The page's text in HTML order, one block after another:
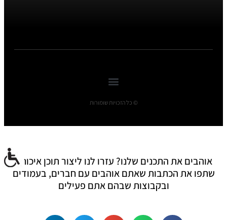
© כל הזכויות שומורות
אוהבים את התכנים שלנו? עזרו לנו ליצור תוכן איכותי:
שתפו את הכתבות שאתם אוהבים עם חברים, בעמודים
ובקבוצות שבהם אתם פעילים